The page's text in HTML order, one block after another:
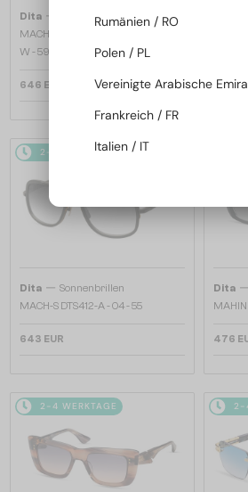
Dita —
Sonnenbrillen
MACH ONE DRX-2030 TITANIUM -
W - 59
646 EUR 970
2-4 WERKTAGE
Dita — Sonnenbrillen
MACH-S DTS412-A - 04 - 55
643 EUR
Dita —
476
2-4 WERKTAGE 2-
Rumänien / RO
Polen / PL
Vereinigte Arabische
Frankreich / FR
Italien / IT